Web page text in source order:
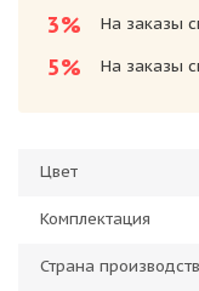
3% На заказы
5%
На заказы
Цвет
Комплектация
Страна